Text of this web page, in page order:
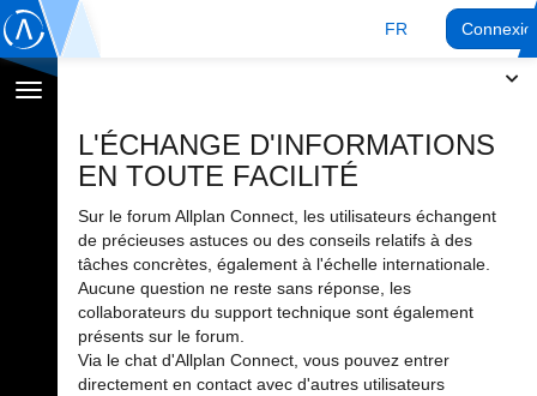
FR
Afficher
navigationL'ÉCHANGE D'INFORMATIONS
EN TOUTE FACILITÉ
Sur le forum Allplan Connect, les utilisateurs échangent
de précieuses astuces ou des conseils relatifs à des
tâches concrètes, également à l'échelle internationale.
Aucune question ne reste sans réponse, les
collaborateurs du support technique sont également
présents sur le forum.
Via le chat d'Allplan Connect, vous pouvez entrer
directement en contact avec d'autres utilisateurs